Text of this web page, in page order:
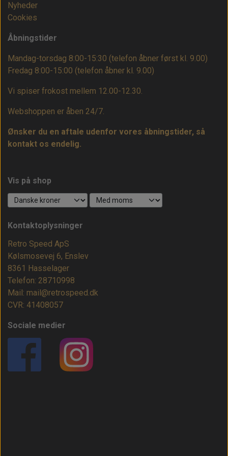
Nyheder
Cookies
Åbningstider
Mandag-torsdag 8:00-15:30 (telefon åbner først kl. 9.00)
Fredag 8:00-15:00 (telefon åbner kl. 9.00)
Vi spiser frokost mellem 12.00-12.30.
Webshoppen er åben 24/7.
Ønsker du en aftale udenfor vores åbningstider, så
kontakt os endelig.
Vis på shop
Kontaktoplysninger
Retro Speed ApS
Kølsmosevej 6, Enslev
8361 Hasselager
Telefon: 28710998
Mail: mail@retrospeed.dk
CVR: 41408057
Sociale medier